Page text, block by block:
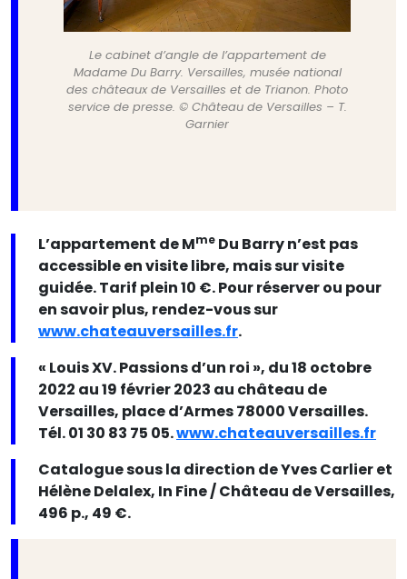
Le cabinet d’angle de l’appartement de
Madame Du Barry. Versailles, musée national
des châteaux de Versailles et de Trianon. Photo
service de presse. © Château de Versailles – T.
Garnier
L’appartement de Mme Du Barry n’est pas
accessible en visite libre, mais sur visite
guidée. Tarif plein 10 €. Pour réserver ou pour
en savoir plus, rendez-vous sur
www.chateauversailles.fr.
​​​​« Louis XV. Passions d’un roi », du 18 octobre
2022 au 19 février 2023 au château de
Versailles, place d’Armes 78000 Versailles.
Tél. 01 30 83 75 05.www.chateauversailles.fr
Catalogue sous la direction de Yves Carlier et
Hélène Delalex, In Fine / Château de Versailles,
496 p., 49 €.